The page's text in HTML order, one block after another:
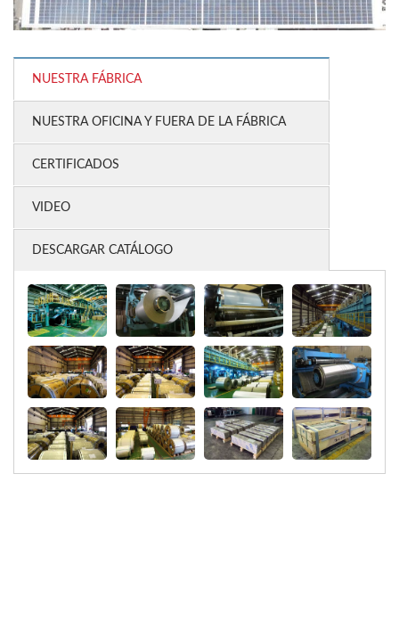
NUESTRA FÁBRICA
NUESTRA OFICINA Y FUERA DE LA FÁBRICA
CERTIFICADOS
VIDEO
DESCARGAR CATÁLOGO